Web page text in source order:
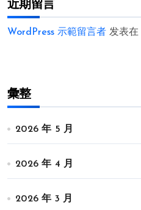
近期留言
WordPress 示範留言者 发表在
彙整
2026 年 5 月
2026 年 4 月
2026 年 3 月